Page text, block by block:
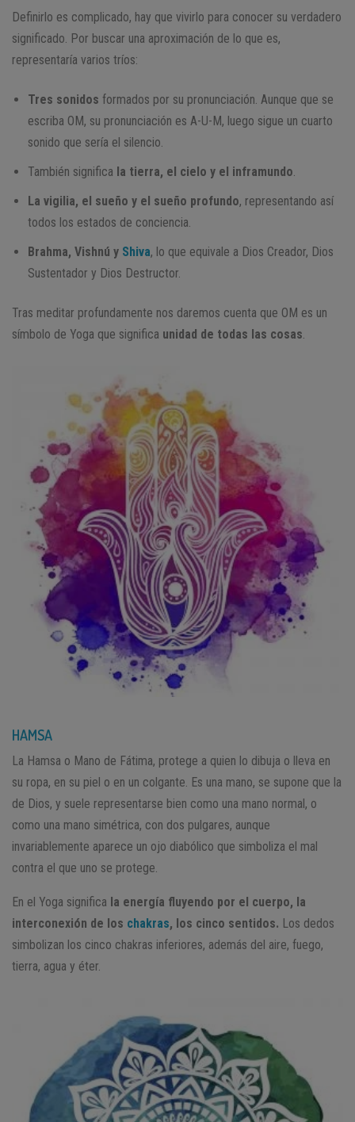
Definirlo es complicado, hay que vivirlo para conocer su verdadero
significado. Por buscar una aproximación de lo que es,
representaría varios tríos:
Tres sonidos formados por su pronunciación. Aunque que se
escriba OM, su pronunciación es A-U-M, luego sigue un cuarto
sonido que sería el silencio.
También significa la tierra, el cielo y el inframundo
La vigilia, el sueño y el sueño profundo, representando así
todos los estados de conciencia.
Brahma, Vishnú y Shiva, lo que equivale a Dios Creador, Dios
Sustentador y Dios Destructor.
Tras meditar profundamente nos daremos cuenta que OM es un
símbolo de Yoga que significa unidad de todas las cosas
HAMSA
La Hamsa o Mano de Fátima, protege a quien lo dibuja o lleva en
su ropa, en su piel o en un colgante. Es una mano, se supone que la
de Dios, y suele representarse bien como una mano normal, o
como una mano simétrica, con dos pulgares, aunque
invariablemente aparece un ojo diabólico que simboliza el mal
contra el que uno se protege.
En el Yoga significa la energía fluyendo por el cuerpo, la
interconexión de los chakras, los cinco sentidos. Los dedos
simbolizan los cinco chakras inferiores, además del aire, fuego,
tierra, agua y éter.